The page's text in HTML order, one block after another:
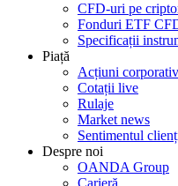
CFD-uri pe
Fonduri ETF
Specificații
Piață
Acțiuni
Cotații live
Rulaje
Market news
Sentimentul
Despre noi
OANDA Group